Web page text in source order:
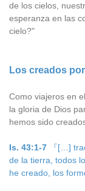
de los cielos,
esperanza en las
cielo?"
Los creados
Como viajeros en
la gloria de Dios
hemos sido
Is. 43:1-7
『[…]
de la tierra, todos
he creado, los